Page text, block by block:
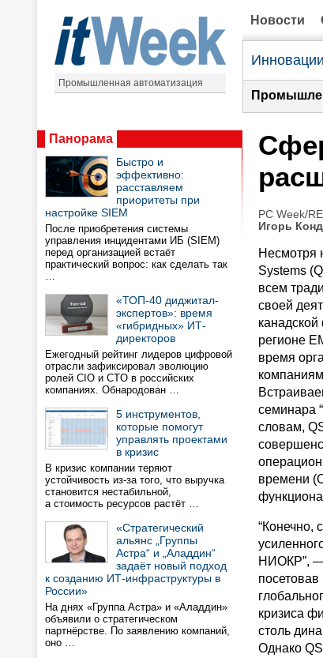
Промышленная автоматизация
Новости
Инновации
Панорама
Быстро и
эффективно:
расставляем
приоритеты при
настройке SIEM
После приобретения системы
управления инцидентами ИБ (SIEM)
перед организацией встаёт
практический вопрос: как сделать так
…
«ТОП-40 диджитал-
экспертов»: время
«гибридных» ИТ-
директоров
Ежегодный рейтинг лидеров цифровой
отрасли зафиксировал эволюцию
ролей CIO и CTO в российских
компаниях. Обнародован …
5 инструментов,
которые помогут
управлять проектами
в кризис
В кризис компании теряют
устойчивость из-за того, что выручка
становится нестабильной,
а стоимость ресурсов растёт …
«Стратегический
альянс „Группы
Астра“ и „Аладдин“
задаёт новый подход
к созданию ИТ-инфраструктуры в
России»
На днях «Группа Астра» и «Аладдин»
объявили о стратегическом
партнёрстве. По заявлению компаний,
оно …
PC Week/
Игорь
Несмотря
Systems
всем
своей
регионе
время
семинара
словам,
времени
“Конечно,
НИОКР”, —
посетовав
кризиса
столь
Однако